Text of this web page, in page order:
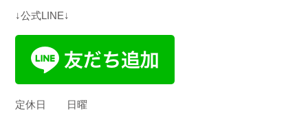
↓公式LINE↓
定休日 日曜